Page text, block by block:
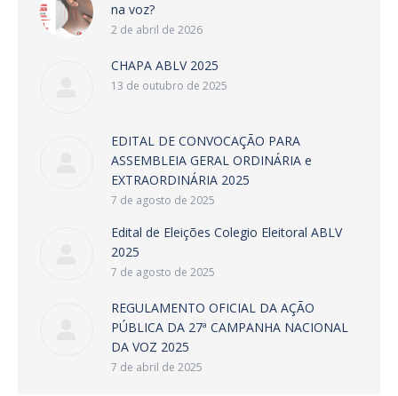
na voz?
2 de abril de 2026
CHAPA ABLV 2025
13 de outubro de 2025
EDITAL DE CONVOCAÇÃO PARA
ASSEMBLEIA GERAL ORDINÁRIA e
EXTRAORDINÁRIA 2025
7 de agosto de 2025
Edital de Eleições Colegio Eleitoral ABLV
2025
7 de agosto de 2025
REGULAMENTO OFICIAL DA AÇÃO
PÚBLICA DA 27ª CAMPANHA NACIONAL
DA VOZ 2025
7 de abril de 2025